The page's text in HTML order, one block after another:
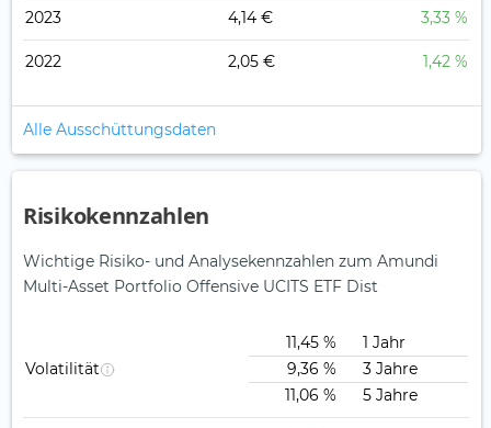
2023 4,14 € 3,33 %
2022 2,05 € 1,42 %
Alle Ausschüttungsdaten
Risikokennzahlen
Wichtige Risiko- und Analysekennzahlen zum Amundi
Multi-Asset Portfolio Offensive UCITS ETF Dist
Volatilität
11,45 %
1 Jahr
9,36 %
3 Jahre
11,06 %
5 Jahre